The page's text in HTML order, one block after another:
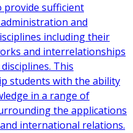
provide sufficient
and
including their
and interrelationships
This
students with the ability
in a range of
the applications
international relations.